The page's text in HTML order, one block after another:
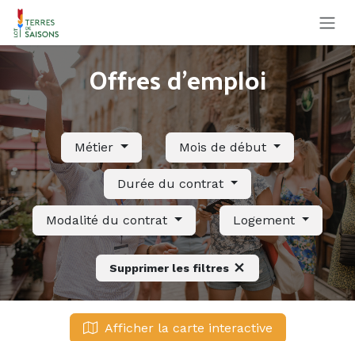
Se rendre au contenu
Offres d'emploi
Métier Mois de début
Durée du contrat
Modalité du contrat Logement
Supprimer les filtres
Afficher la carte interactive